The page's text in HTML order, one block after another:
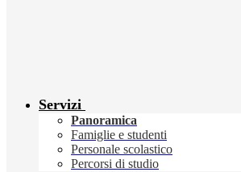
Servizi
Panoramica
Famiglie e studenti
Personale scolastico
Percorsi di studio